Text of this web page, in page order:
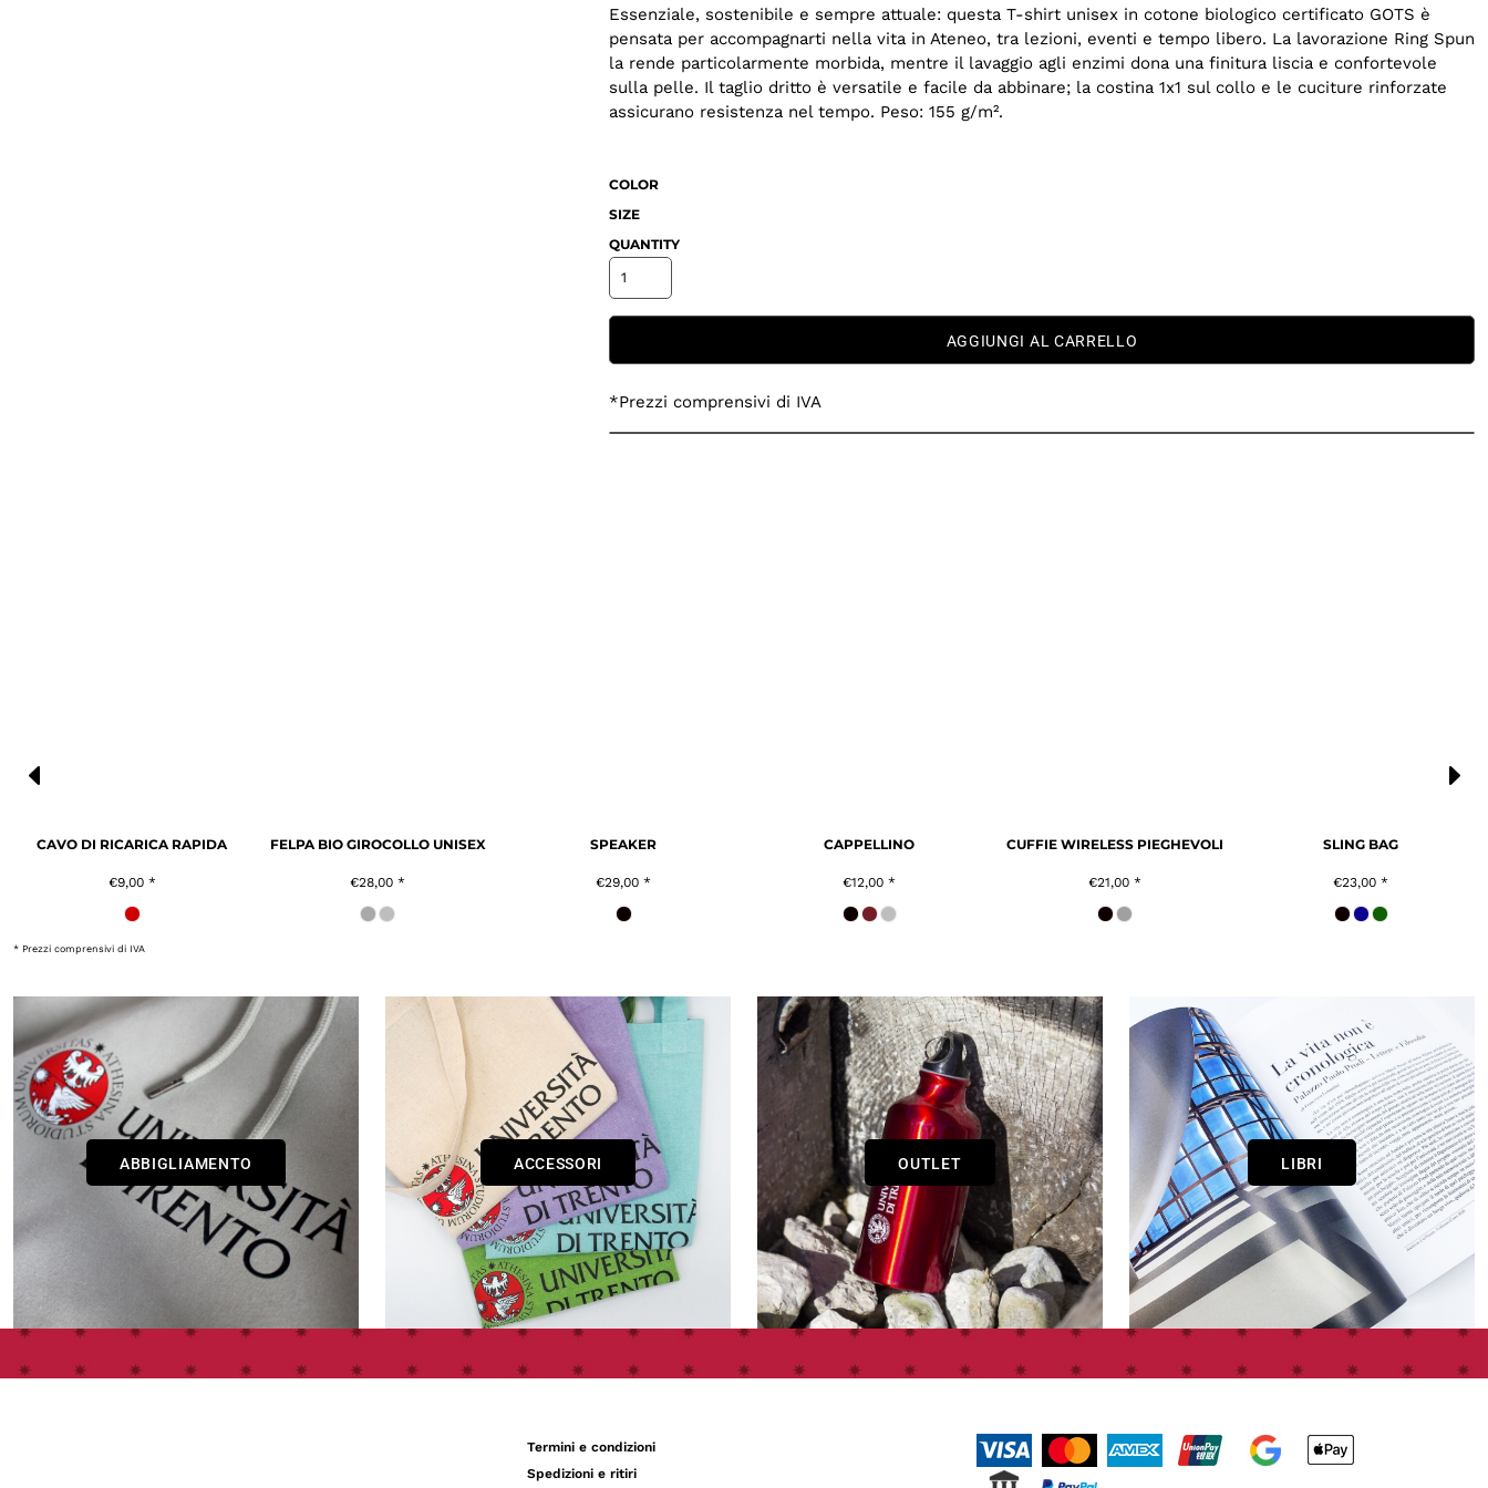
Essenziale, sostenibile e sempre attuale: questa T-shirt unisex in cotone biologico certificato GOTS è
pensata per accompagnarti nella vita in Ateneo, tra lezioni, eventi e tempo libero. La lavorazione Ring Spun
la rende particolarmente morbida, mentre il lavaggio agli enzimi dona una finitura liscia e confortevole
sulla pelle. Il taglio dritto è versatile e facile da abbinare; la costina 1x1 sul collo e le cuciture rinforzate
assicurano resistenza nel tempo. Peso: 155 g/m².
COLOR
SIZE
QUANTITY
AGGIUNGI AL CARRELLO
*Prezzi comprensivi di IVA
CAVO DI RICARICA RAPIDA
€9,00 *
FELPA BIO GIROCOLLO UNISEX
€28,00 *
SPEAKER
€29,00 *
CAPPELLINO
€12,00 *
CUFFIE WIRELESS PIEGHEVOLI
€21,00 *
SLING BAG
€23,00 *
* Prezzi comprensivi di IVA
ABBIGLIAMENTO ACCESSORI OUTLET LIBRI
Termini e condizioni
Spedizioni e ritiri